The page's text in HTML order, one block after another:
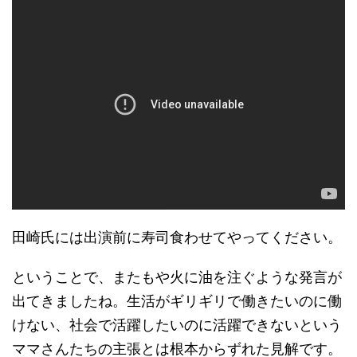
田崎氏には出演前に寿司食わせてやってください。
ということで、またもや火に油を注ぐような発言が
出てきましたね。生活がギリギリで働きたいのに働
けない、社会で活躍したいのに活躍できないという
ママさんたちの主張とは根本からずれた見解です。